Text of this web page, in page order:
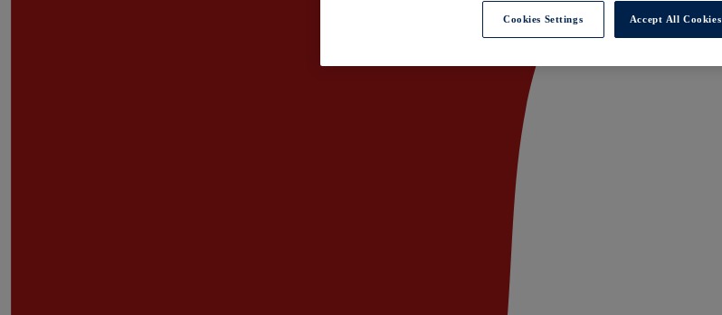
Cookies Settings Accept All Cookies